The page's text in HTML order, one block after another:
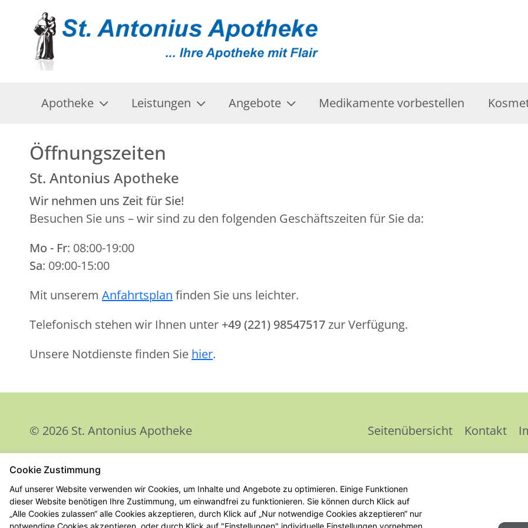
Apotheke Leistungen Angebote Medikamente vorbestellen
Öffnungszeiten
St. Antonius Apotheke
Wir nehmen uns Zeit für Sie!
Besuchen Sie uns – wir sind zu den folgenden Geschäftszeiten für Sie da:
Mo - Fr: 08:00-19:00
Sa: 09:00-15:00
Mit unserem Anfahrtsplan finden Sie uns leichter.
Telefonisch stehen wir Ihnen unter +49 (221) 98547517zur Verfügung.
Unsere Notdienste finden Sie hier.
Seitenübersicht Kontakt
© 2026 St. Antonius Apotheke
Cookie Zustimmung
Auf unserer Website verwenden wir Cookies, um Inhalte und Angebote zu optimieren. Einige Funktionen
dieser Website benötigen Ihre Zustimmung, um einwandfrei zu funktionieren. Sie können durch Klick auf
„Alle Cookies zulassen“ alle Cookies akzeptieren, durch Klick auf „Nur notwendige Cookies akzeptieren“ nur
notwendige Cookies akzeptieren, oder durch Klick auf "Einstellungen" individuelle Einstellungen vornehmen.